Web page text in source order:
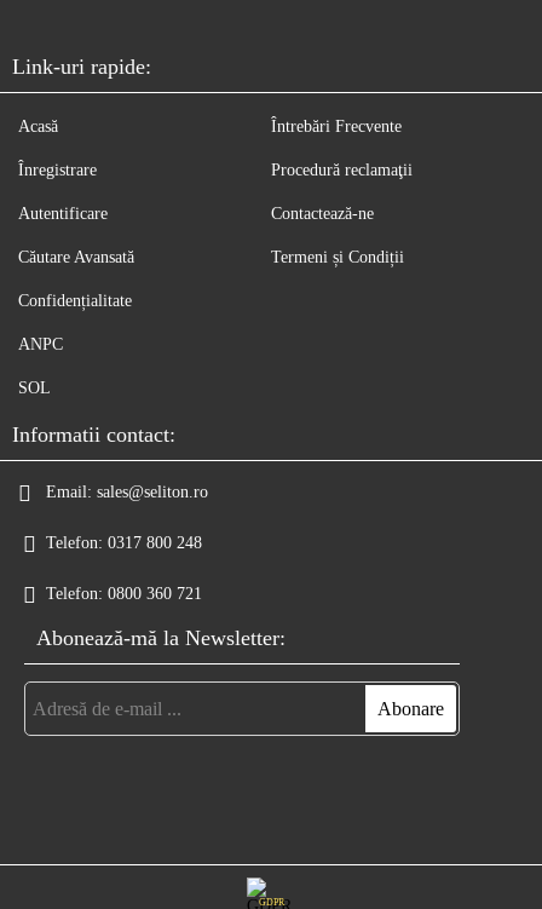
Link-uri rapide:
Acasă
Înregistrare
Autentificare
Căutare Avansată
Întrebări Frecvente
Procedură reclamaţii
Contactează-ne
Termeni și Condiții
Confidențialitate
ANPC
SOL
Informatii contact:
Email: sales@seliton.ro
Telefon: 0317 800 248
Telefon: 0800 360 721
Abonează-mă la Newsletter:
GDPR